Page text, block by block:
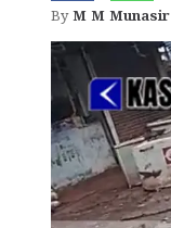
ByM M Munasir